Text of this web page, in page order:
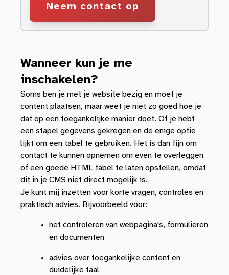
Neem contact op
Wanneer kun je me
inschakelen?
Soms ben je met je website bezig en moet je
content plaatsen, maar weet je niet zo goed hoe je
dat op een toegankelijke manier doet. Of je hebt
een stapel gegevens gekregen en de enige optie
lijkt om een tabel te gebruiken. Het is dan fijn om
contact te kunnen opnemen om even te overleggen
of een goede HTML tabel te laten opstellen, omdat
dit in je CMS niet direct mogelijk is.
Je kunt mij inzetten voor korte vragen, controles en
praktisch advies. Bijvoorbeeld voor:
het controleren van webpagina's, formulieren
en documenten
advies over toegankelijke content en
duidelijke taal